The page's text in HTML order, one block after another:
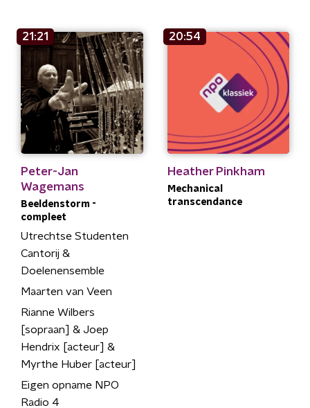
21:21
Peter-Jan
Wagemans
Beeldenstorm -
compleet
Utrechtse Studenten
Cantorij &
Doelenensemble
Maarten van Veen
Rianne Wilbers
[sopraan] & Joep
Hendrix [acteur] &
Myrthe Huber [acteur]
Eigen opname NPO
Radio 4
20:54
Heather Pinkham
Mechanical
transcendance